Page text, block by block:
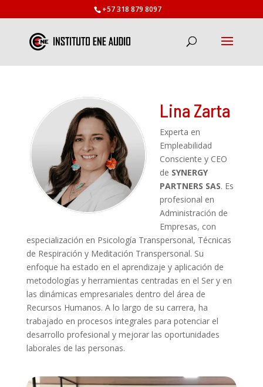
+57 318 879 8097
Lina Zarta
Experta en
Empleabilidad
Consciente y CEO
de SYNERGY
PARTNERS SAS. Es
profesional en
Administración de
Empresas, con
especialización en Psicología Transpersonal, Técnicas
de Respiración y Meditación Transpersonal. Su
enfoque ha estado en el aprendizaje y aplicación de
metodologías y herramientas centradas en el Ser y en
las dinámicas empresariales dentro del área de
Recursos Humanos. A lo largo de su carrera, ha
trabajado en procesos integrales para potenciar el
desarrollo profesional y mejorar las oportunidades
laborales de las personas.